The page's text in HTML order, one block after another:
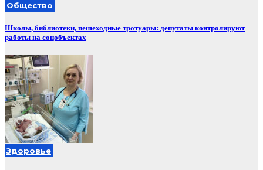
Общество
Школы, библиотеки, пешеходные тротуары: депутаты контролируют
работы на соцобъектах
Здоровье